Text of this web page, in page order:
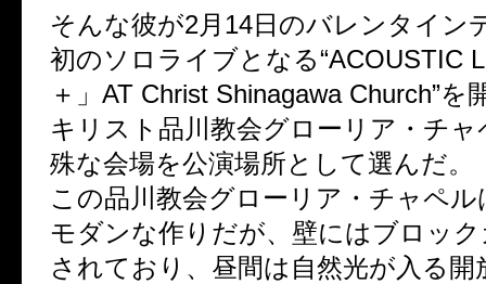
そんな彼が2月14日のバレンタイン
初のソロライブとなる“ACOUSTIC
＋」AT Christ Shinagawa Church”を
キリスト品川教会グローリア・チ
殊な会場を公演場所として選んだ。
この品川教会グローリア・チャペ
モダンな作りだが、壁にはブロッ
されており、昼間は自然光が入る開